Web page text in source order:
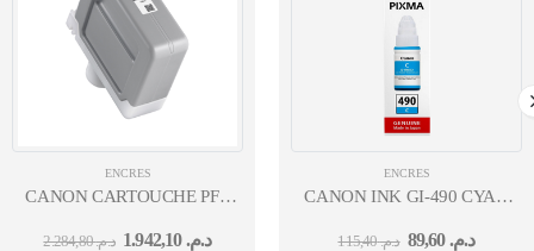
ENCRES
CANON CARTOUCHE PFI-
د.م.2.284,80 د.م.1.942,10
ENCRES
CANON INK GI-490 CYAN
د.م.115,40 د.م.89,60